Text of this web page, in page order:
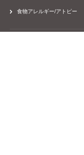
食物アレルギー/アトピー